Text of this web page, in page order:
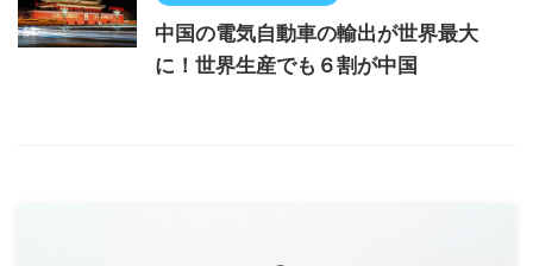
中国の電気自動車の輸出が世界最大
に！世界生産でも６割が中国